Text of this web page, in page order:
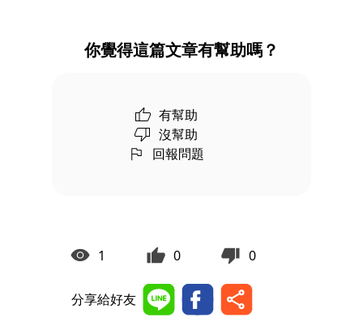
你覺得這篇文章有幫助嗎？
有幫助
沒幫助
回報問題
1 0 0
分享給好友